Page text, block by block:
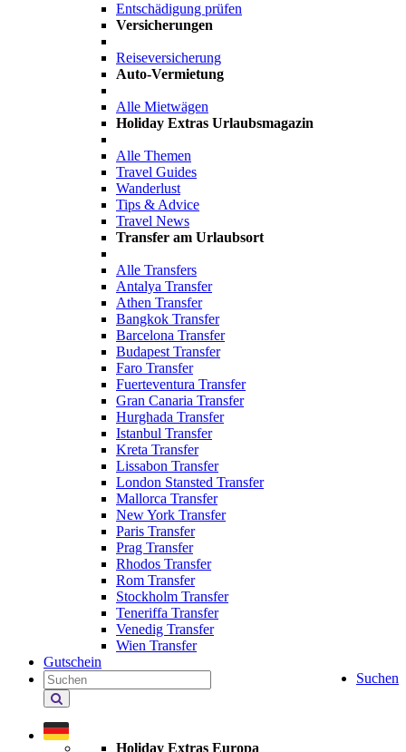
Entschädigung prüfen
Versicherungen
Reiseversicherung
Auto-Vermietung
Alle Mietwägen
Holiday Extras Urlaubsmagazin
Alle Themen
Travel Guides
Wanderlust
Tips & Advice
Travel News
Transfer am Urlaubsort
Alle Transfers
Antalya Transfer
Athen Transfer
Bangkok Transfer
Barcelona Transfer
Budapest Transfer
Faro Transfer
Fuerteventura Transfer
Gran Canaria Transfer
Hurghada Transfer
Istanbul Transfer
Kreta Transfer
Lissabon Transfer
London Stansted Transfer
Mallorca Transfer
New York Transfer
Paris Transfer
Prag Transfer
Rhodos Transfer
Rom Transfer
Stockholm Transfer
Teneriffa Transfer
Venedig Transfer
Wien Transfer
Gutschein
Suchen
Holiday
Extras
durchsuchen
Holiday Extras Europa